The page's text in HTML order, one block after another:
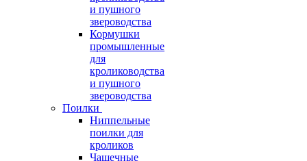
и пушного
звероводства
Кормушки
промышленные
для
кролиководства
и пушного
звероводства
Поилки
Ниппельные
поилки для
кроликов
Чашечные